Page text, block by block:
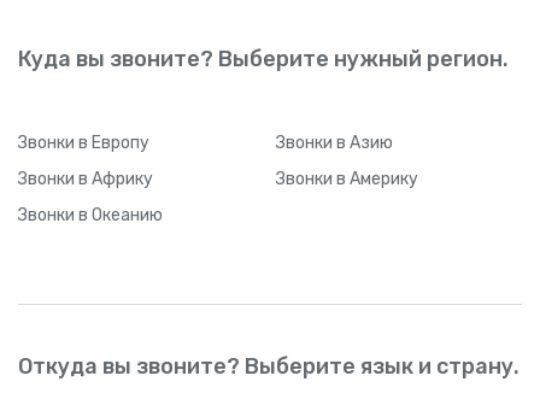
Куда вы звоните? Выберите нужный регион.
Звонки в Европу Звонки в Азию
Звонки в Африку Звонки в Америку
Звонки в Океанию
Откуда вы звоните? Выберите язык и страну.